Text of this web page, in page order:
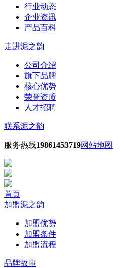
行业动态
企业资讯
产品百科
走进泥之韵
公司介绍
旗下品牌
核心优势
荣誉资质
人才招聘
联系泥之韵
服务热线19861453719网站地图
首页
加盟泥之韵
加盟优势
加盟条件
加盟流程
品牌故事